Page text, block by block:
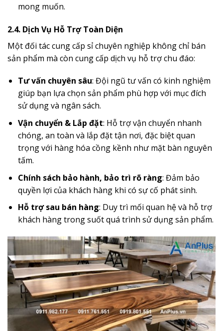
mong muốn.
2.4. Dịch Vụ Hỗ Trợ Toàn Diện
Một đối tác cung cấp sỉ chuyên nghiệp không chỉ bán
sản phẩm mà còn cung cấp dịch vụ hỗ trợ chu đáo:
Tư vấn chuyên sâu: Đội ngũ tư vấn có kinh nghiệm
giúp bạn lựa chọn sản phẩm phù hợp với mục đích
sử dụng và ngân sách.
Vận chuyển & Lắp đặt: Hỗ trợ vận chuyển nhanh
chóng, an toàn và lắp đặt tận nơi, đặc biệt quan
trọng với hàng hóa cồng kềnh như mặt bàn nguyên
tấm.
Chính sách bảo hành, bảo trì rõ ràng: Đảm bảo
quyền lợi của khách hàng khi có sự cố phát sinh.
Hỗ trợ sau bán hàng: Duy trì mối quan hệ và hỗ trợ
khách hàng trong suốt quá trình sử dụng sản phẩm.